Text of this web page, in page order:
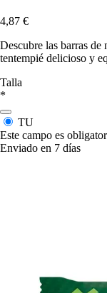
4,87 €
Descubre las barras
tentempié delicioso y
Talla
*
TU
Este campo es
Enviado en 7 días